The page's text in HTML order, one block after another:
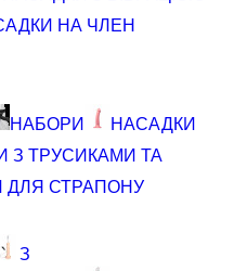
НА ЧЛЕН
НАБОРИ
НАСАДКИ
З ТРУСИКАМИ ТА
ДЛЯ СТРАПОНУ
З